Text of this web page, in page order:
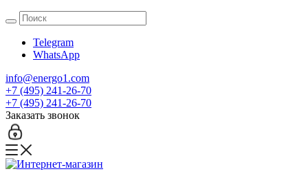
Telegram
WhatsApp
info@energo1.com
+7 (495) 241-26-70
+7 (495) 241-26-70
Заказать звонок